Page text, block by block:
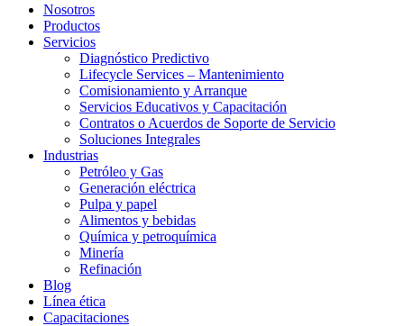
Nosotros
Productos
Servicios
Diagnóstico Predictivo
Lifecycle Services – Mantenimiento
Comisionamiento y Arranque
Servicios Educativos y Capacitación
Contratos o Acuerdos de Soporte de Servicio
Soluciones Integrales
Industrias
Petróleo y Gas
Generación eléctrica
Pulpa y papel
Alimentos y bebidas
Química y petroquímica
Minería
Refinación
Blog
Línea ética
Capacitaciones